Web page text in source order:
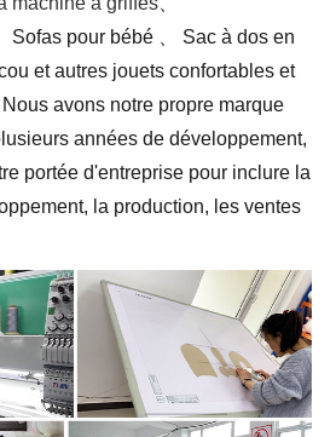
Sofas pour bébé 、 Sac à dos en
et autres jouets confortables et
avons notre propre marque
années de développement,
portée d'entreprise pour inclure la
la production, les ventes